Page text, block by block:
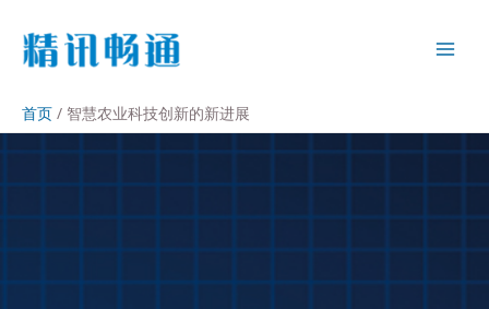
首页 智慧农业科技创新的新进展